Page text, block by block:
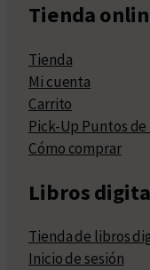
Tienda
Tienda
Mi cuenta
Carrito
Pick-Up Puntos
Cómo comprar
Libros
Tienda de libros
Inicio de sesión